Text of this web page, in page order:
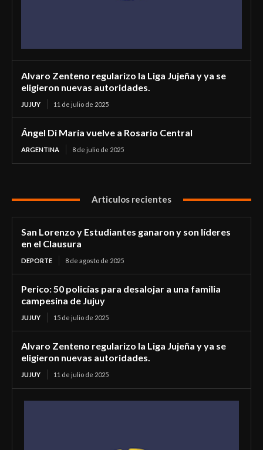
Alvaro Zenteno regularizo la Liga Jujeña y ya se
eligieron nuevas autoridades.
JUJUY 11 de julio de 2025
Ángel Di María vuelve a Rosario Central
ARGENTINA 8 de julio de 2025
Articulos recientes
San Lorenzo y Estudiantes ganaron y son líderes
en el Clausura
DEPORTE 8 de agosto de 2025
Perico: 50 policías para desalojar a una familia
campesina de Jujuy
JUJUY 15 de julio de 2025
Alvaro Zenteno regularizo la Liga Jujeña y ya se
eligieron nuevas autoridades.
JUJUY 11 de julio de 2025